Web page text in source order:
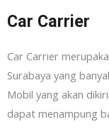
Car Carrier
Car Carrier
Surabaya yang
Mobil yang akan
dapat menampung